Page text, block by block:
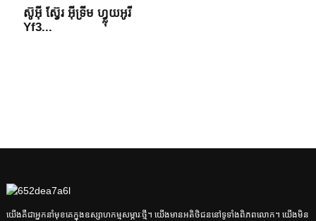
ស៊ូអ៊ី ស្វ៊ែរ អ៊ីទ្រីម ហ្វ្លុយអូរី
Yf3...
យើងគឺជាអ្នកនាំមុខគេក្នុងឧស្សាហកម្មសម្ភារៈថ្មី។ យើងមានអតិថិជននៅទូទាំងពិភពលោក។ យើង​មិន​